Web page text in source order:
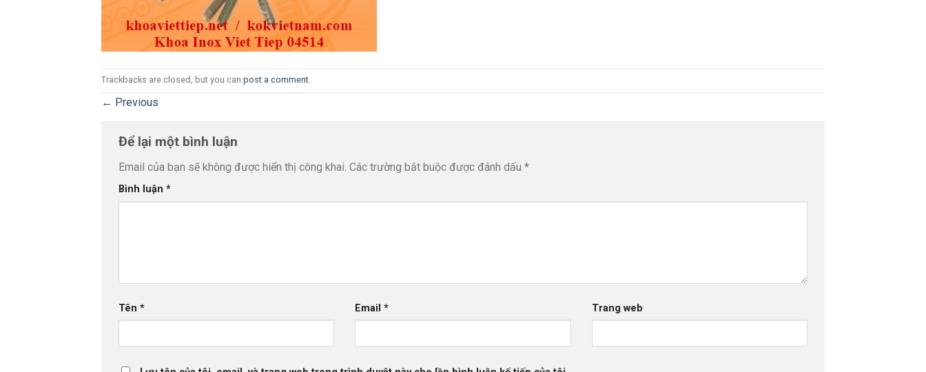
Trackbacks are closed, but you can post a comment
← Previous
Để lại một bình luận
Email của bạn sẽ không được hiển thị công khai. Các trường bắt buộc được đánh dấu *
Bình luận *
Tên * Email* Trang web